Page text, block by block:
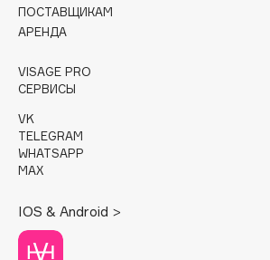
D
d'Alba
DABO
DARLING*
Darphin
Davines
Dior
ПОСТАВЩИКАМ
АРЕНДА
VISAGE PRO
СЕРВИСЫ
VK
TELEGRAM
WHATSAPP
MAX
IOS & Android >